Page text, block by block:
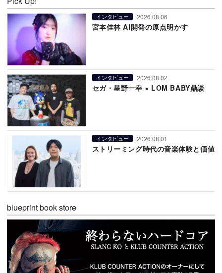
インタビュー 2026.08.06
宮本佳林 AI開発の原点明かす
インタビュー 2026.08.02
セガ・星野一幸 × LOM BABY鼎談
インタビュー 2026.08.01
ストリーミング時代の音楽体験と価値
blueprint book store